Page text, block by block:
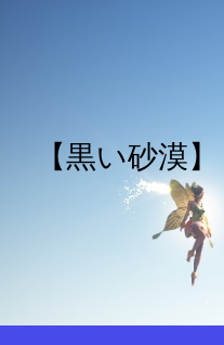
【黒い砂漠